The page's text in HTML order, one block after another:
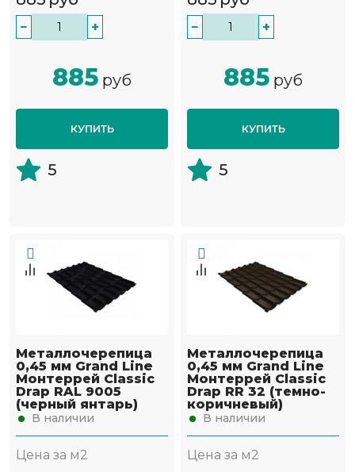
− +
885 руб
КУПИТЬ
5
− +
885 руб
КУПИТЬ
5
Металлочерепица
0,45 мм Grand Line
Монтеррей Classic
Drap RAL 9005
(черный янтарь)
В наличии
Цена за м2
Металлочерепица
0,45 мм Grand Line
Монтеррей Classic
Drap RR 32 (темно-
коричневый)
В наличии
Цена за м2